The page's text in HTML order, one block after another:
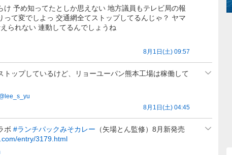
け 予め知ってたとしか思えない 地方議員もテレビ局の報
って変でしよっ 交通網全てストップしてるんじゃ？ ヤマ
られない 連動してるんでしょうね
8月1日(土) 09:57
トップしているけど、リョーユーパン熊本工場は稼働して
lee_s_yu
8月1日(土) 04:45
ボ #ランチパックみそカレー （矢場とん監修）8月新発売
entry/3179.html